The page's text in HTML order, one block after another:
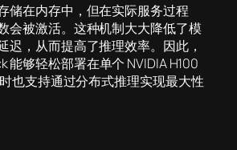
储在内存中，但在实际服务过程
会被激活。这种机制大大降低了模
迟，从而提高了推理效率。因此，
能够轻松部署在单个 NVIDIA H100
也支持通过分布式推理实现最大性